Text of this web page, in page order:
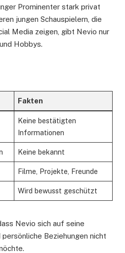
Prominenter stark privat
jungen Schauspielern, die
Media zeigen, gibt Nevio nur
Hobbys.
Fakten
Keine bestätigten
Informationen
Keine bekannt
Filme, Projekte, Freunde
Wird bewusst geschützt
Nevio sich auf seine
Beziehungen nicht